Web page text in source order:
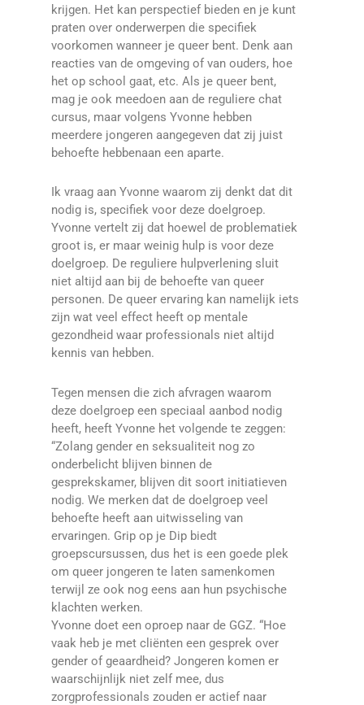
krijgen. Het kan perspectief bieden en je kunt
praten over onderwerpen die specifiek
voorkomen wanneer je queer bent. Denk aan
reacties van de omgeving of van ouders, hoe
het op school gaat, etc. Als je queer bent,
mag je ook meedoen aan de reguliere chat
cursus, maar volgens Yvonne hebben
meerdere jongeren aangegeven dat zij juist
behoefte hebbenaan een aparte.
Ik vraag aan Yvonne waarom zij denkt dat dit
nodig is, specifiek voor deze doelgroep.
Yvonne vertelt zij dat hoewel de problematiek
groot is, er maar weinig hulp is voor deze
doelgroep. De reguliere hulpverlening sluit
niet altijd aan bij de behoefte van queer
personen. De queer ervaring kan namelijk iets
zijn wat veel effect heeft op mentale
gezondheid waar professionals niet altijd
kennis van hebben.
Tegen mensen die zich afvragen waarom
deze doelgroep een speciaal aanbod nodig
heeft, heeft Yvonne het volgende te zeggen:
“Zolang gender en seksualiteit nog zo
onderbelicht blijven binnen de
gesprekskamer, blijven dit soort initiatieven
nodig. We merken dat de doelgroep veel
behoefte heeft aan uitwisseling van
ervaringen. Grip op je Dip biedt
groepscursussen, dus het is een goede plek
om queer jongeren te laten samenkomen
terwijl ze ook nog eens aan hun psychische
klachten werken.
Yvonne doet een oproep naar de GGZ. “Hoe
vaak heb je met cliënten een gesprek over
gender of geaardheid? Jongeren komen er
waarschijnlijk niet zelf mee, dus
zorgprofessionals zouden er actief naar